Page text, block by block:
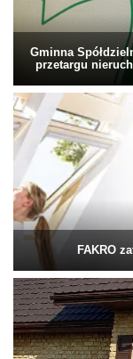
Gminna
przetargu
FAKRO